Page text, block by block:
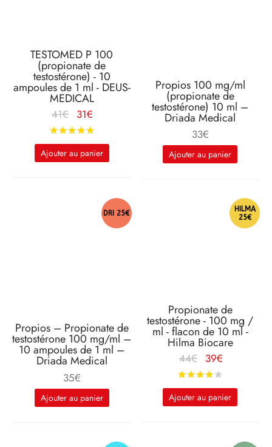
TESTOMED P 100
(propionate de
testostérone) - 10
ampoules de 1 ml - DEUS-
MEDICAL
41€
Le prix
d'origine
était :
41€.
31€
actuel
est :
Ajouter au panier
Propios 100 mg/ml
(propionate de
testostérone) 10 ml –
Driada Medical
33€
Ajouter au panier
DRI 25€
Propios – Propionate de
testostérone 100 mg/ml –
10 ampoules de 1 ml –
Driada Medical
35€
Ajouter au panier
HILMA
25€
Propionate de
testostérone - 100 mg /
ml - flacon de 10 ml -
Hilma Biocare
44€
Le prix
d'origine
était :
44€.
39€
actuel
est :
Ajouter au panier